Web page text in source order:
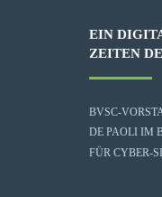
EIN
ZEITEN
BVSC-
DE PAOLI IM
FÜR CYBER-